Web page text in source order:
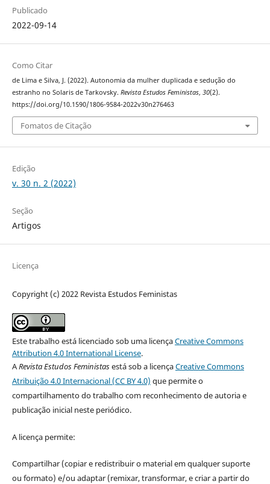
Publicado
2022-09-14
Como Citar
de Lima e Silva, J. (2022). Autonomia da mulher duplicada e sedução do
estranho no Solaris de Tarkovsky. Revista Estudos Feministas, 30(2).
https://doi.org/10.1590/1806-9584-2022v30n276463
Fomatos de Citação
Edição
v. 30 n. 2 (2022)
Seção
Artigos
Licença
Copyright (c) 2022 Revista Estudos Feministas
Este trabalho está licenciado sob uma licençaCreative Commons
Attribution 4.0 International License.
ARevista Estudos Feministasestá sob a licençaCreative Commons
Atribuição 4.0 Internacional (CC BY 4.0) que permite o
compartilhamento do trabalho com reconhecimento de autoria e
publicação inicial neste periódico.
A licença permite:
Compartilhar (copiar e redistribuir o material em qualquer suporte
ou formato) e/ou adaptar (remixar, transformar, e criar a partir do